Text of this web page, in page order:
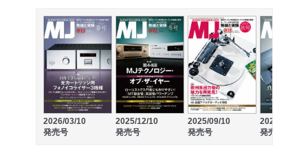
2026/03/10
発売号
2025/12/10
発売号
2025/09/10
発売号
2025/06/10
発売号